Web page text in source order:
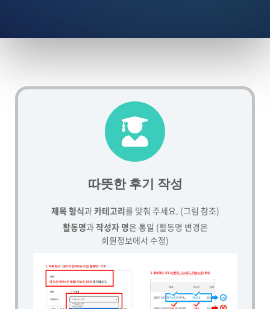
따뜻한 후기 작성
제목 형식과카테고리를 맞춰 주세요. (그림 참조)
활동명과작성자 명은 통일 (활동명 변경은
회원정보에서 수정)